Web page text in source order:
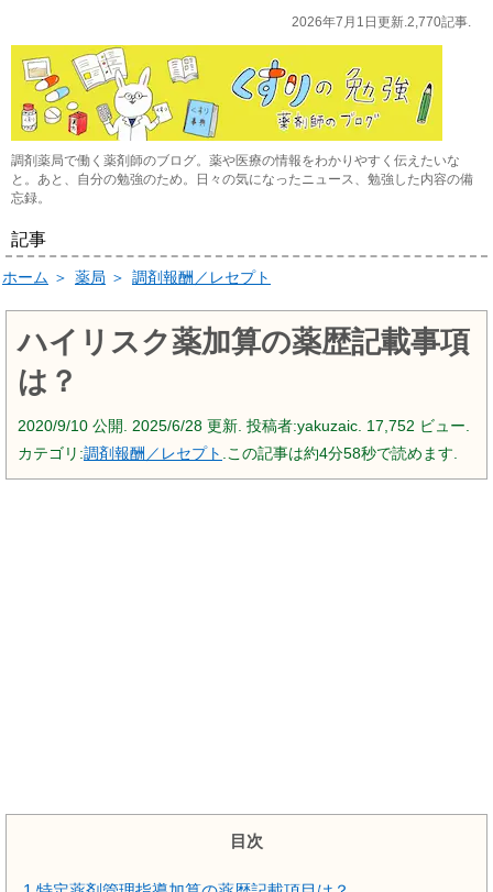
2026年7月1日更新.2,770記事.
調剤薬局で働く薬剤師のブログ。薬や医療の情報をわかりやすく伝えたいな
と。あと、自分の勉強のため。日々の気になったニュース、勉強した内容の備
忘録。
記事
ホーム ＞ 薬局 ＞ 調剤報酬／レセプト
ハイリスク薬加算の薬歴記載事項
は？
2020/9/10 公開. 2025/6/28 更新. 投稿者:yakuzaic. 17,752 ビュー.
カテゴリ:調剤報酬／レセプト .この記事は約4分58秒で読めます.
目次